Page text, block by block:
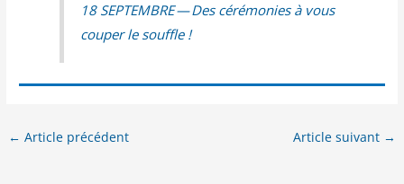
18 SEPTEMBRE — Des céré­mo­nies à vous
cou­per le souffle !
← Article précédent Article suivant →